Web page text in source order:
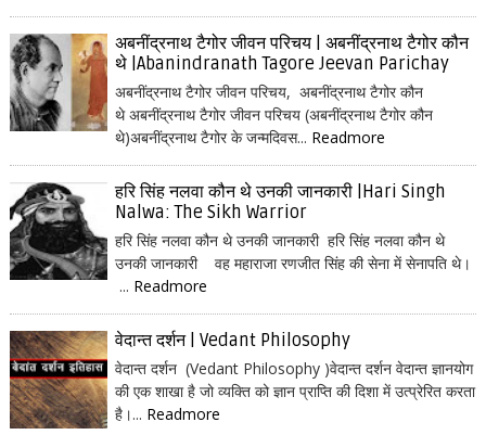
अबनींद्रनाथ टैगोर जीवन परिचय | अबनींद्रनाथ टैगोर कौन
थे |Abanindranath Tagore Jeevan Parichay
अबनींद्रनाथ टैगोर जीवन परिचय, अबनींद्रनाथ टैगोर कौन
थे अबनींद्रनाथ टैगोर जीवन परिचय (अबनींद्रनाथ टैगोर कौन
थे)अबनींद्रनाथ टैगोर के जन्मदिवस... Readmore
हरि सिंह नलवा कौन थे उनकी जानकारी |Hari Singh
Nalwa: The Sikh Warrior
हरि सिंह नलवा कौन थे उनकी जानकारी हरि सिंह नलवा कौन थे
उनकी जानकारी वह महाराजा रणजीत सिंह की सेना में सेनापति थे।
... Readmore
वेदान्त दर्शन | Vedant Philosophy
वेदान्त दर्शन (Vedant Philosophy )वेदान्त दर्शन वेदान्त ज्ञानयोग
की एक शाखा है जो व्यक्ति को ज्ञान प्राप्ति की दिशा में उत्प्रेरित करता
है।... Readmore